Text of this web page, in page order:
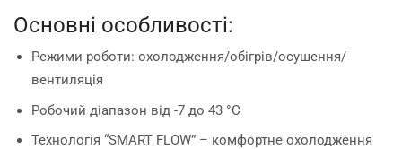
Основні особливості:
Режими роботи: охолодження/обігрів/осушення/
вентиляція
Робочий діапазон від -7 до 43 °C
Технологія “SMART FLOW” – комфортне охолодження